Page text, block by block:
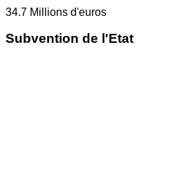
34.7 Millions d'euros
Subvention de l'Etat